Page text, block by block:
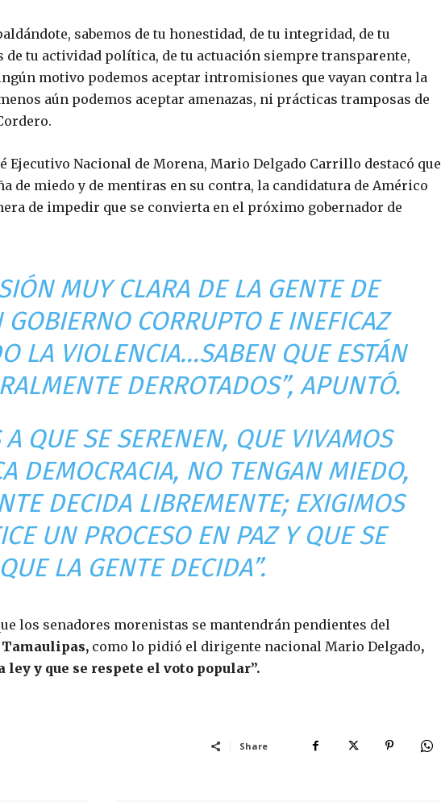
sabemos de tu honestidad, de tu integridad, de tu
de tu actividad política, de tu actuación siempre transparente,
motivo podemos aceptar intromisiones que vayan contra la
aún podemos aceptar amenazas, ni prácticas tramposas de
Ejecutivo Nacional de Morena, Mario Delgado Carrillo destacó que
de miedo y de mentiras en su contra, la candidatura de Américo
de impedir que se convierta en el próximo gobernador de
MUY CLARA DE LA GENTE DE
CORRUPTO E INEFICAZ
LA VIOLENCIA…SABEN QUE ESTÁN
DERROTADOS”, APUNTÓ.
QUE SE SERENEN, QUE VIVAMOS
DEMOCRACIA, NO TENGAN MIEDO,
DECIDA LIBREMENTE; EXIGIMOS
UN PROCESO EN PAZ Y QUE SE
LA GENTE DECIDA”.
los senadores morenistas se mantendrán pendientes del
Tamaulipas, como lo pidió el dirigente nacional Mario Delgado,
y que se respete el voto popular”.
Share